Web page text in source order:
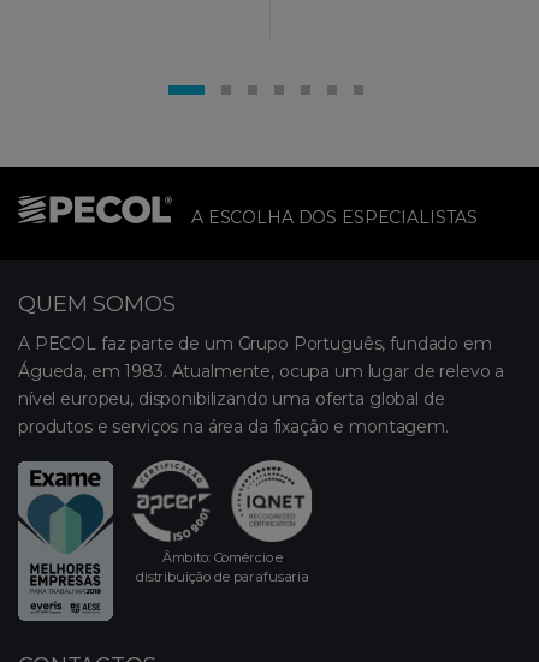
A ESCOLHA DOS ESPECIALISTAS
QUEM SOMOS
A PECOL faz parte de um Grupo Português, fundado em
Águeda, em 1983. Atualmente, ocupa um lugar de relevo a
nível europeu, disponibilizando uma oferta global de
produtos e serviços na área da fixação e montagem.
Âmbito: Comércio e
distribuição de parafusaria